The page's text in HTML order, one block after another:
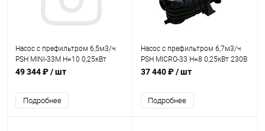
Насос с префильтром 6,5м3/ч
PSH MINI-33M Н=10 0,25кВт
230В (морская вода)
49 344 ₽/ шт
Подробнее
Насос с префильтром 6,7м3/ч
PSH MICRO-33 Н=8 0,25кВт 230В
(морская вода) (1MIC1030M2V)
37 440 ₽/ шт
Подробнее